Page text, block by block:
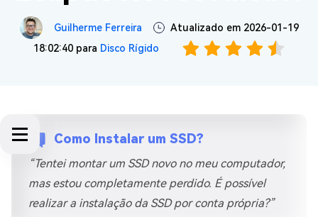
Guilherme Ferreira
Atualizado em 2026-01-19
18:02:40 para Disco Rígido
Como Instalar um SSD?
“Tentei montar um SSD novo no meu computador,
mas estou completamente perdido. É possível
realizar a instalação da SSD por conta própria?”